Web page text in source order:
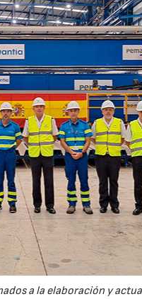
a la elaboración y